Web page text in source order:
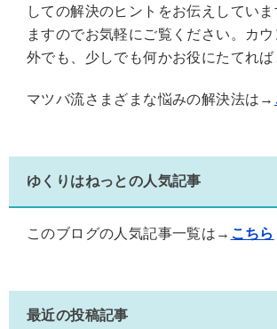
しての解決のヒントをお伝えしてい
ますのでお気軽にご覧ください。カ
外でも、少しでも何かお役にたてれ
マツバ流さまざまな悩みの解決法は→
ゆくりはねっとの人気記事
このブログの人気記事一覧は→ こちら
最近の投稿記事